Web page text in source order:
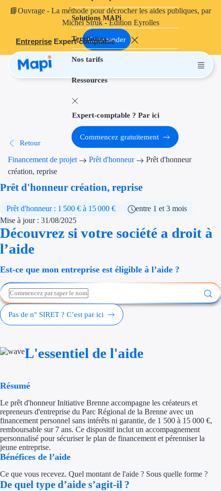
📘Ouvrage - La méthode pour décrocher les aides publiques, par
Michel Struk - Édition Eyrolles
Commander
Entreprise Expert-comptable
Solutions MAPi
Territoires
Nos tarifs
Ressources
Projets finançables
Aides à
Aides
Thématiques
Financement
Transition
Économies
Création
Aides sans
Subventions
Expert-comptable ? Par ici
Commencez gratuitement
Retour
Financement de projet Prêt d'honneur
Prêt d'honneur
création, reprise
Prêt d'honneur création, reprise
Prêt d'honneur : 1 500 € à 15 000 €
entre 1 et 3 mois
Mise à jour : 31/08/2025
Découvrez si votre société a droit à
l’aide
Est-ce que mon entreprise est éligible à l’aide ?
Pas de n° SIRET ? C’est par ici
L'essentiel de l'aide
Résumé
Le prêt d'honneur Initiative Brenne accompagne les créateurs et
repreneurs d'entreprise du Parc Régional de la Brenne avec un
financement personnel sans intérêts ni garantie, de 1 500 à 15 000 €,
remboursable sur 7 ans. Ce dispositif inclut un accompagnement
personnalisé pour sécuriser le plan de financement et pérenniser la
jeune entreprise.
Bénéfices de l’aide
Ce que vous recevez. Quel montant de l'aide ? Sous quelle forme ?
De quel type d’aide s’agit-il ?